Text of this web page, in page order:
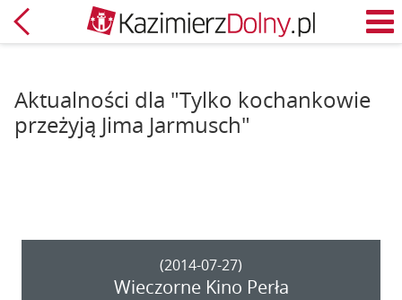
Powrót
Aktualności dla "Tylko kochankowie
przeżyją Jima Jarmusch"
(2014-07-27)
Wieczorne Kino Perła